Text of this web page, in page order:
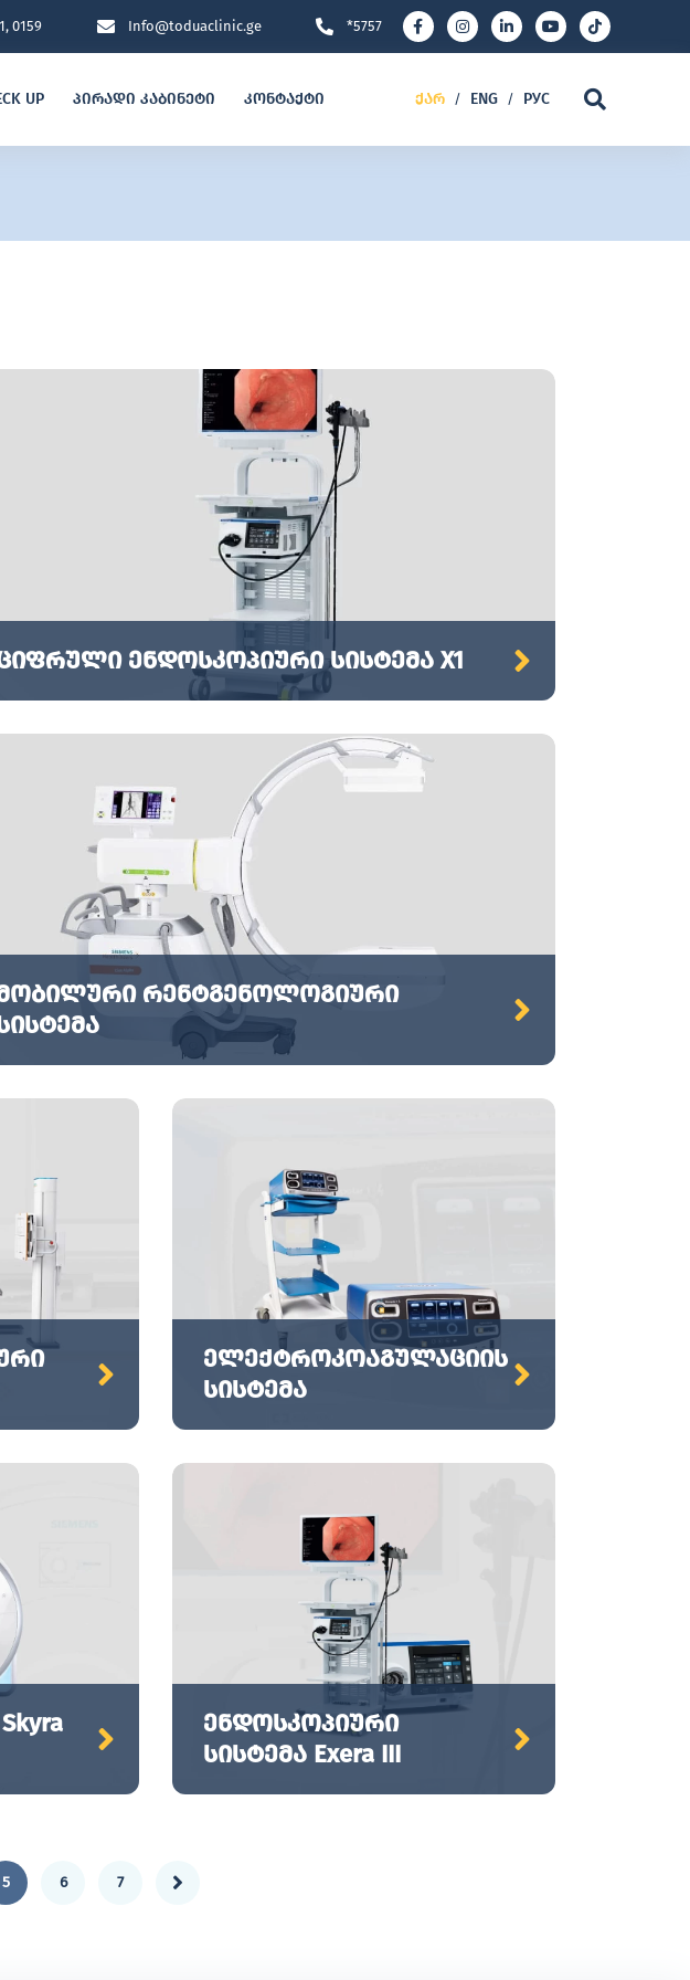
0159 Info@toduaclinic.ge *5757
UP პირადი კაბინეტი კონტაქტი ქარ / ENG / РУС
ენდოსკოპიური სისტემა X1
რენტგენოლოგიური
ელექტროკოაგულაციის
სისტემა
ენდოსკოპიური
სისტემა Exera III
5 6 7